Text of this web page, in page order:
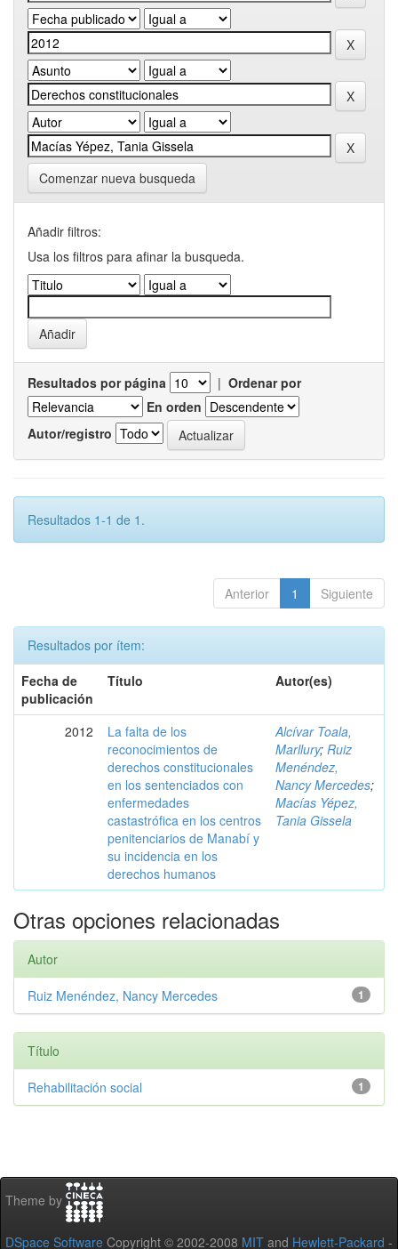
Comenzar nueva busqueda
Añadir filtros:
Usa los filtros para afinar la busqueda.
Resultados por página | Ordenar por
En orden
Autor/registro
Resultados 1-1 de 1.
Anterior 1 Siguiente
Resultados por ítem:
Fecha de
publicación
Título Autor(es)
2012
La falta de los
reconocimientos de
derechos constitucionales
en los sentenciados con
enfermedades
castastrófica en los centros
penitenciarios de Manabí y
su incidencia en los
derechos humanos
Alcívar Toala,
Marllury; Ruiz
Menéndez,
Nancy Mercedes;
Macías Yépez,
Tania Gissela
Otras opciones relacionadas
Autor
1
Ruiz Menéndez, Nancy Mercedes
Título
1
Rehabilitación social
Theme by
DSpace Software Copyright © 2002-2008 MIT and Hewlett-Packard -